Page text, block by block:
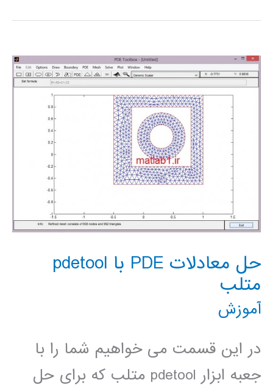
عددی
حرارت
وابسته
زمان)
حل معادلات PDE با pdetool
متلب
آموزش
در این قسمت می خواهیم شما را با
جعبه ابزار pdetool متلب که برای حل